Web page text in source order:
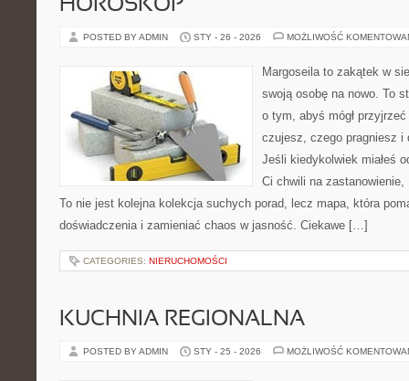
HOROSKOP
POSTED BY ADMIN STY - 26 - 2026 MOŻLIWOŚĆ
Margoseila to zakątek w
swoją osobę na nowo. To
o tym, abyś mógł
czujesz, czego pragniesz i
Jeśli kiedykolwiek miałeś
Ci chwili na
To nie jest kolejna kolekcja suchych porad, lecz mapa, która
doświadczenia i zamieniać chaos w jasność. Ciekawe […]
CATEGORIES: NIERUCHOMOŚCI
KUCHNIA REGIONALNA
POSTED BY ADMIN STY - 25 - 2026 MOŻLIWOŚĆ